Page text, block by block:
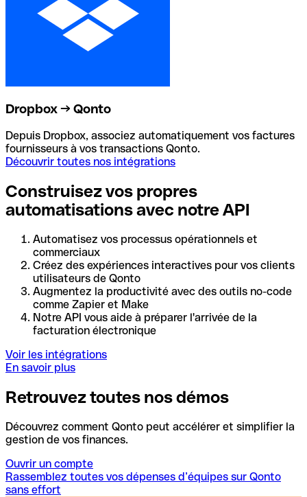
Dropbox → Qonto
Depuis Dropbox, associez automatiquement vos factures
fournisseurs à vos transactions Qonto.
Découvrir toutes nos intégrations
Construisez vos propres
automatisations avec notre API
Automatisez vos processus opérationnels et
commerciaux
Créez des expériences interactives pour vos clients
utilisateurs de Qonto
Augmentez la productivité avec des outils no-code
comme Zapier et Make
Notre API vous aide à préparer l'arrivée de la
facturation électronique
Voir les intégrations
En savoir plus
Retrouvez toutes nos démos
Découvrez comment Qonto peut accélérer et simplifier la
gestion de vos finances.
Ouvrir un compte
Rassemblez toutes vos dépenses d’équipes sur Qonto
sans effort